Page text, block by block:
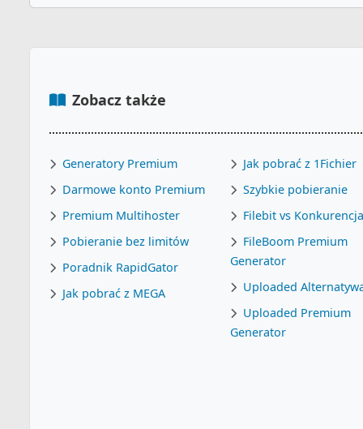
Zobacz także
Generatory Premium
Darmowe konto Premium
Premium Multihoster
Pobieranie bez limitów
Poradnik RapidGator
Jak pobrać z MEGA
Jak pobrać z 1Fichier
Szybkie pobieranie
Filebit vs
FileBoom Premium
Generator
Uploaded
Uploaded Premium
Generator